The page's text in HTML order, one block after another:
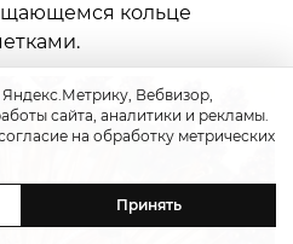
кольце
Вебвизор,
сайта, аналитики и рекламы.
на обработку метрических
Принять